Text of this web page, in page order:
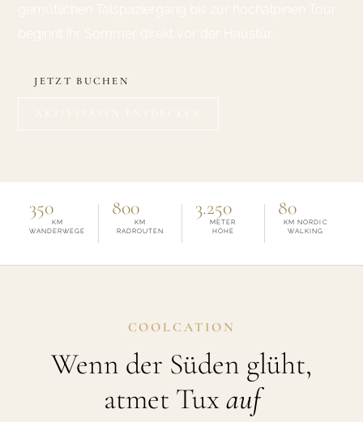
JETZT BUCHEN
350
KM
WANDERWEGE
800
KM
RADROUTEN
3.250
METER
HÖHE
80
KM NORDIC
WALKING
COOLCATION
Wenn der Süden glüht,
atmet Tuxauf